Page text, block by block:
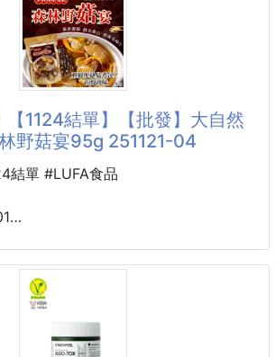
手！👍
設計
度！
是不是也有這個問題👇
放著
不好吃
不到⁉️
的必收🫵
吸冰箱貼封口夾組
是夾子🍃
磁吸❗
找不到📍一拿就用
住新鮮
容易鬆開✅零食不受潮
味料包全部OK
【1124結單】【批發】大自然
野菇宴95g 251121-04
結單 #LUFA食品